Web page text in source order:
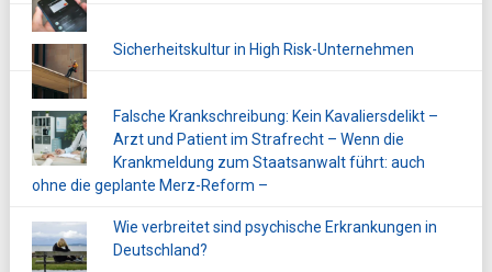
Sicherheitskultur in High Risk-Unternehmen
Falsche Krankschreibung: Kein Kavaliersdelikt –
Arzt und Patient im Strafrecht – Wenn die
Krankmeldung zum Staatsanwalt führt: auch
ohne die geplante Merz-Reform –
Wie verbreitet sind psychische Erkrankungen in
Deutschland?